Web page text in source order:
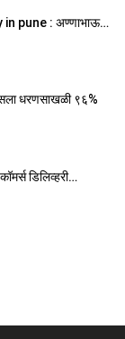
pune : अण्णाभाऊ…
धरणसाखळी ९६%
डिलिव्हरी…